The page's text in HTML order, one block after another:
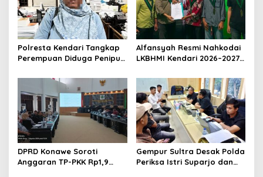
Polresta Kendari Tangkap
Perempuan Diduga Penipu
Rp588,1 Juta
Alfansyah Resmi Nahkodai
LKBHMI Kendari 2026–2027,
Hukum
DPRD Konawe Soroti
Anggaran TP-PKK Rp1,9
Gempur Sultra Desak Polda
Periksa Istri Suparjo dan